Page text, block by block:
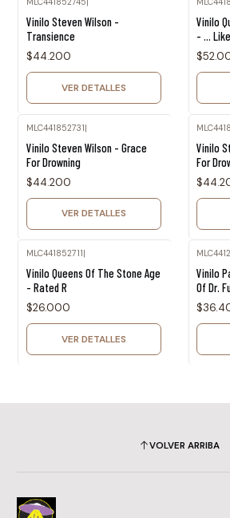
MLC441852745
Vinilo Steven Wilson -
Transience
$44.200
VER DETALLES
Vinilo
- ...
MLC441852731|
Vinilo Steven Wilson - Grace
For Drowning
$44.200
VER DETALLES
Vinilo
For
MLC441852711
Vinilo Queens Of The Stone Age
- Rated R
$26.000
VER DETALLES
Vinilo
Of Dr.
VOLVER ARRIBA